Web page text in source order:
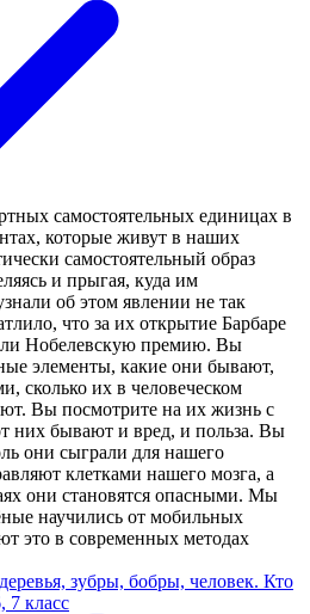
самостоятельных единицах в
которые живут в наших
самостоятельный образ
и прыгая, куда им
об этом явлении не так
что за их открытие Барбаре
Нобелевскую премию. Вы
элементы, какие они бывают,
сколько их в человеческом
Вы посмотрите на их жизнь с
них бывают и вред, и польза. Вы
они сыграли для нашего
клетками нашего мозга, а
они становятся опасными. Мы
научились от мобильных
это в современных методах
зубры, бобры, человек. Кто
7 класс